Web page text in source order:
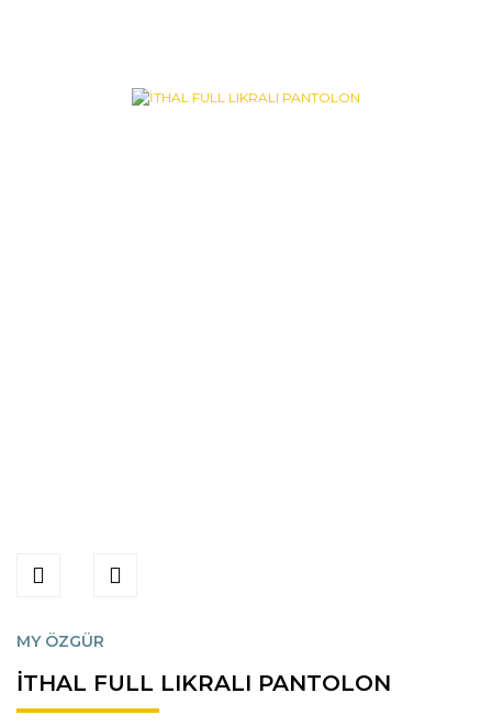
MY ÖZGÜR
İTHAL FULL LIKRALI PANTOLON